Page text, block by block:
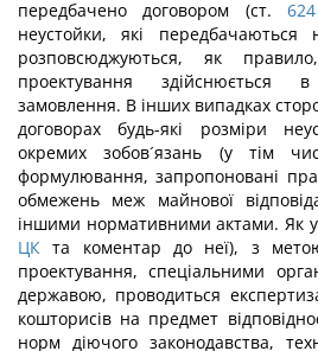
передбачено договором (ст.
неустойки, які передбачаються
розповсюджуються, як
проектування здійснюється
замовлення. В інших випадках
договорах будь-які розміри
окремих зобов´язань (у тім
формулювання, запропоновані
обмежень меж майнової
іншими нормативними актами. Як
ЦК та коментар до неї), з
проектування, спеціальними
державою, проводиться
кошторисів на предмет
норм діючого законодавства,